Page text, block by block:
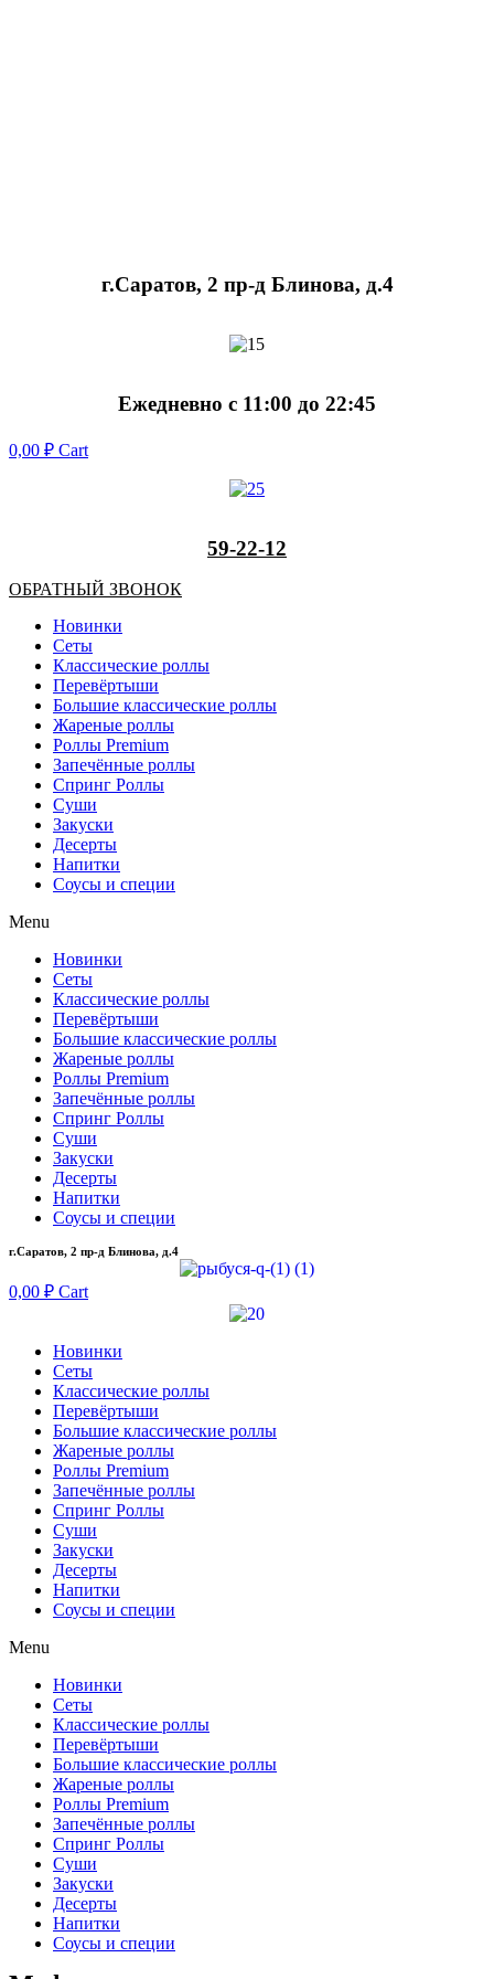
г.Саратов, 2 пр-д Блинова, д.4
Ежедневно с 11:00 до 22:45
0,00 ₽ Cart
59-22-12
ОБРАТНЫЙ ЗВОНОК
Новинки
Сеты
Классические роллы
Перевёртыши
Большие классические роллы
Жареные роллы
Роллы Premium
Запечённые роллы
Спринг Роллы
Суши
Закуски
Десерты
Напитки
Соусы и специи
Menu
Новинки
Сеты
Классические роллы
Перевёртыши
Большие классические роллы
Жареные роллы
Роллы Premium
Запечённые роллы
Спринг Роллы
Суши
Закуски
Десерты
Напитки
Соусы и специи
г.Саратов, 2 пр-д Блинова, д.4
0,00 ₽ Cart
Новинки
Сеты
Классические роллы
Перевёртыши
Большие классические роллы
Жареные роллы
Роллы Premium
Запечённые роллы
Спринг Роллы
Суши
Закуски
Десерты
Напитки
Соусы и специи
Menu
Новинки
Сеты
Классические роллы
Перевёртыши
Большие классические роллы
Жареные роллы
Роллы Premium
Запечённые роллы
Спринг Роллы
Суши
Закуски
Десерты
Напитки
Соусы и специи